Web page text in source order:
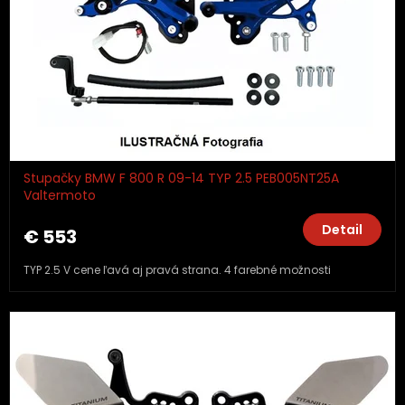
Stupačky BMW F 800 R 09-14 TYP 2.5 PEB005NT25A
Valtermoto
€ 553 Detail
TYP 2.5 V cene ľavá aj pravá strana. 4 farebné možnosti